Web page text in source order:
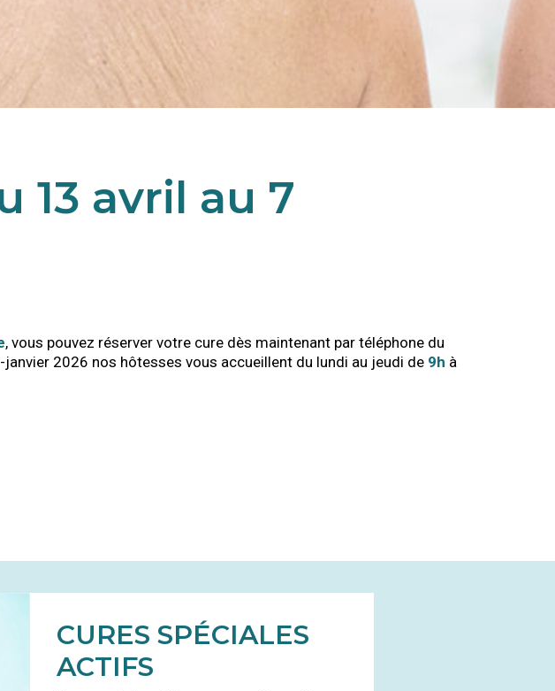
13 avril au 7
, vous pouvez réserver votre cure dès maintenant par téléphone du
janvier 2026 nos hôtesses vous accueillent du lundi au jeudi de 9h à